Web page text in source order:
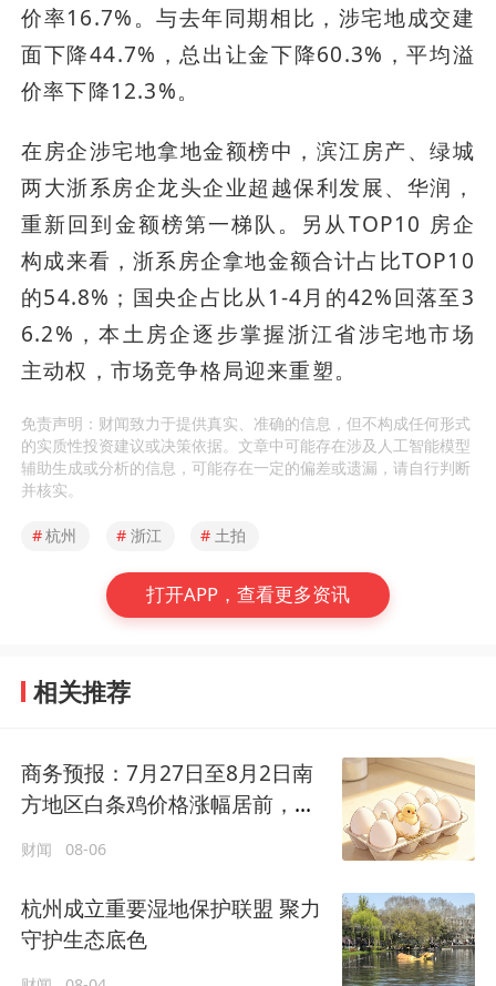
价率16.7%。与去年同期相比，涉宅地成交建
面下降44.7%，总出让金下降60.3%，平均溢
价率下降12.3%。
在房企涉宅地拿地金额榜中，滨江房产、绿城
两大浙系房企龙头企业超越保利发展、华润，
重新回到金额榜第一梯队。另从TOP10 房企
构成来看，浙系房企拿地金额合计占比TOP10
的54.8%；国央企占比从1-4月的42%回落至3
6.2%，本土房企逐步掌握浙江省涉宅地市场
主动权，市场竞争格局迎来重塑。
免责声明：财闻致力于提供真实、准确的信息，但不构成任何形式
的实质性投资建议或决策依据。文章中可能存在涉及人工智能模型
辅助生成或分析的信息，可能存在一定的偏差或遗漏，请自行判断
并核实。
#杭州 # 浙江 # 土拍
打开APP，查看更多资讯
相关推荐
商务预报：7月27日至8月2日南
方地区白条鸡价格涨幅居前，杭
财闻 08-06
杭州成立重要湿地保护联盟 聚力
守护生态底色